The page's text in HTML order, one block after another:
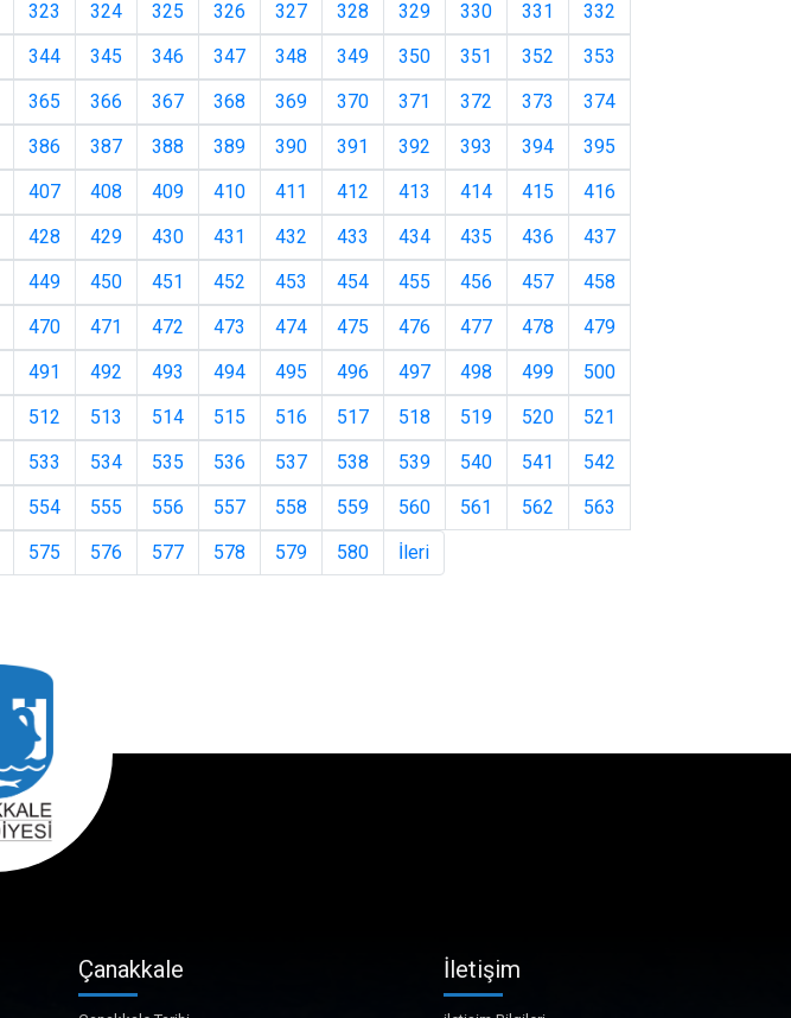
323 324 325 326 327 328 329 330 331
332
344 345 346 347 348 349 350 351 352
353
365 366 367 368 369 370 371 372 373
374
386 387 388 389 390 391 392 393 394
395
407 408 409 410 411 412 413 414 415
416
428 429 430 431 432 433 434 435 436
437
449 450 451 452 453 454 455 456 457
458
470 471 472 473 474 475 476 477 478
479
491 492 493 494 495 496 497 498 499
500
512 513 514 515 516 517 518 519 520
521
533 534 535 536 537 538 539 540 541
542
554 555 556 557 558 559 560 561 562
563
575 576 577 578 579 580 İleri
Çanakkale İletişim